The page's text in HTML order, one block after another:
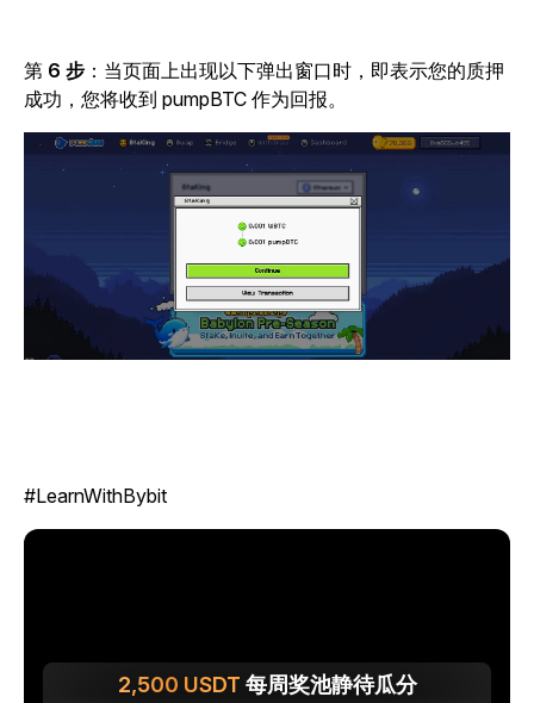
第 6 步 ： 当页面上出现以下弹出窗口时，即表示您的质押
成功，您将收到 pumpBTC 作为回报。
#LearnWithBybit
2,500 USDT 每周奖池静待瓜分